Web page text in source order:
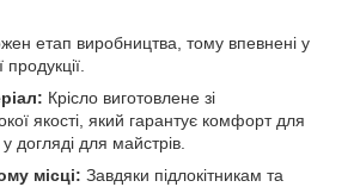
етап виробництва, тому впевнені у
продукції.
Крісло виготовлене зі
якості, який гарантує комфорт для
у догляді для майстрів.
місці: Завдяки підлокітникам та